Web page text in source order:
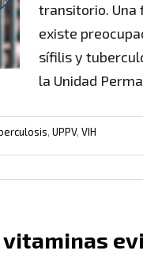
transitorio. Una
existe
sífilis y
la Unidad
, UPPV, VIH